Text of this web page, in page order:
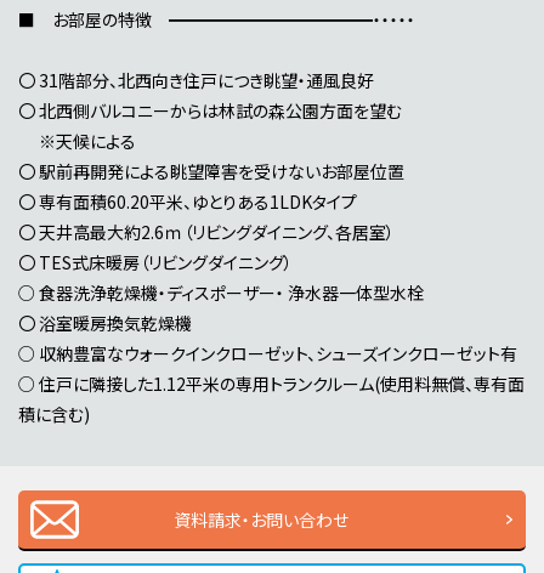
■ お部屋の特徴 ━━━━━━━━━━━━・・・・・
〇 31階部分、北西向き住戸につき眺望・通風良好
〇 北西側バルコニーからは林試の森公園方面を望む
※天候による
〇 駅前再開発による眺望障害を受けないお部屋位置
〇 専有面積60.20平米、ゆとりある1LDKタイプ
〇 天井高最大約2.6ｍ（リビングダイニング、各居室）
〇 TES式床暖房（リビングダイニング）
○ 食器洗浄乾燥機・ディスポーザー・ 浄水器一体型水栓
〇 浴室暖房換気乾燥機
○ 収納豊富なウォークインクローゼット、シューズインクローゼット有
○ 住戸に隣接した1.12平米の専用トランクルーム(使用料無償、専有面
積に含む)
資料請求・お問い合わせ